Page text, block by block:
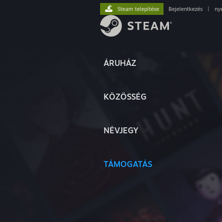
ÁRUHÁZ
KÖZÖSSÉG
NÉVJEGY
TÁMOGATÁS
Steam telepítése Bejelentkezés